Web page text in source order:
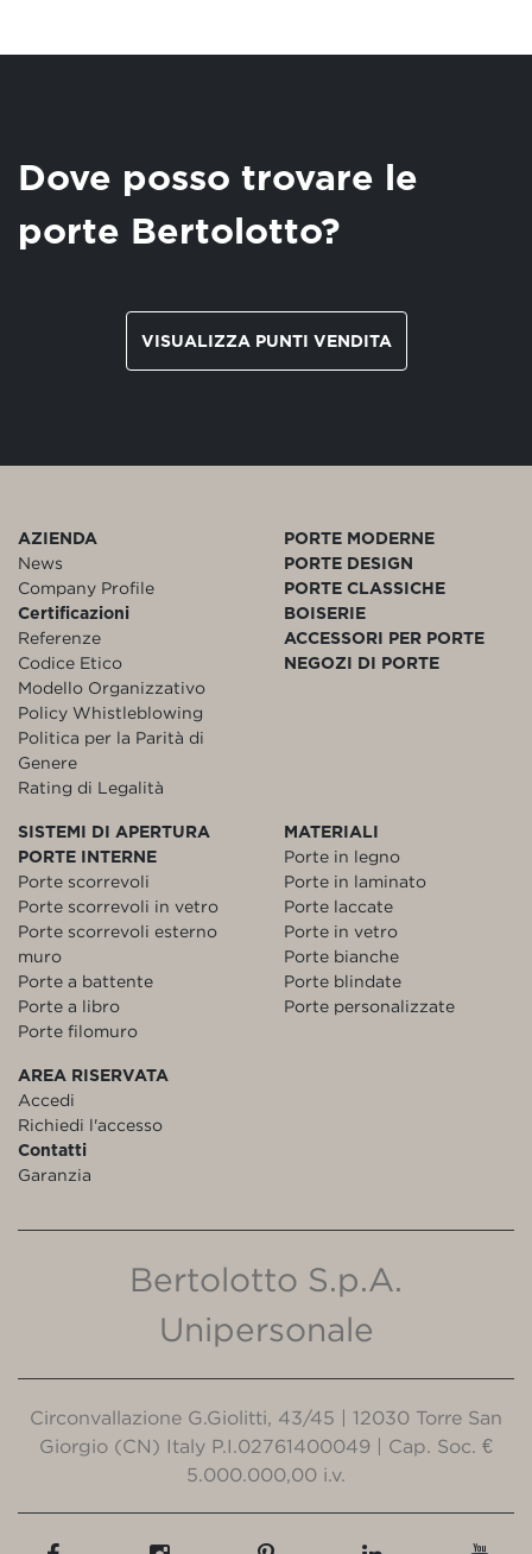
Dove posso trovare le
porte Bertolotto?
VISUALIZZA PUNTI VENDITA
AZIENDA
News
Company Profile
Certificazioni
Referenze
Codice Etico
Modello Organizzativo
Policy Whistleblowing
Politica per la Parità di
Genere
Rating di Legalità
PORTE MODERNE
PORTE DESIGN
PORTE CLASSICHE
BOISERIE
ACCESSORI PER PORTE
NEGOZI DI PORTE
SISTEMI DI APERTURA
PORTE INTERNE
Porte scorrevoli
Porte scorrevoli in vetro
Porte scorrevoli esterno
muro
Porte a battente
Porte a libro
Porte filomuro
MATERIALI
Porte in legno
Porte in laminato
Porte laccate
Porte in vetro
Porte bianche
Porte blindate
Porte personalizzate
AREA RISERVATA
Accedi
Richiedi l'accesso
Contatti
Garanzia
Bertolotto S.p.A.
Unipersonale
Circonvallazione G.Giolitti, 43/45 | 12030 Torre San
Giorgio (CN) Italy P.I.02761400049 | Cap. Soc. €
5.000.000,00 i.v.